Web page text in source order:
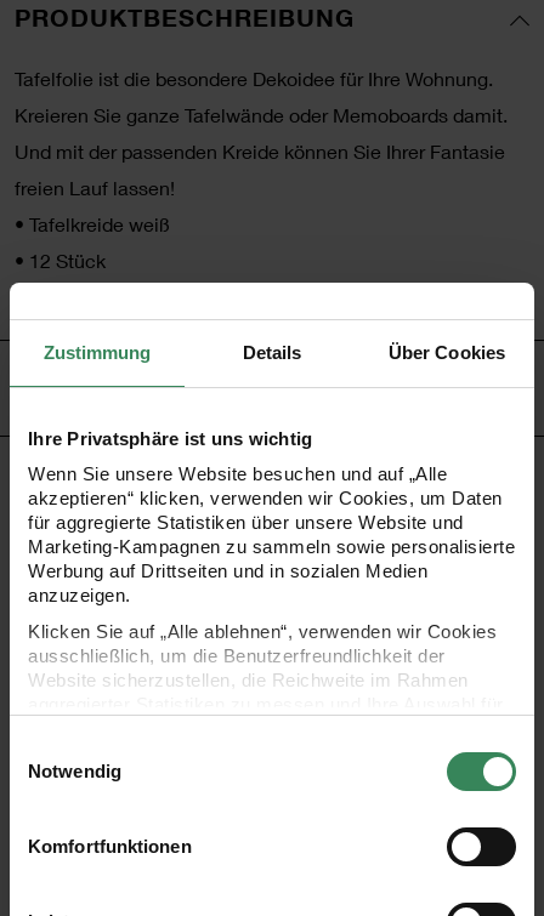
Zustimmung Details Über Cookies
Ihre Privatsphäre ist uns wichtig
Wenn Sie unsere Website besuchen und auf „Alle
akzeptieren“ klicken, verwenden wir Cookies, um Daten
für aggregierte Statistiken über unsere Website und
Marketing-Kampagnen zu sammeln sowie personalisierte
Werbung auf Drittseiten und in sozialen Medien
anzuzeigen.
Klicken Sie auf „Alle ablehnen“, verwenden wir Cookies
ausschließlich, um die Benutzerfreundlichkeit der
Website sicherzustellen, die Reichweite im Rahmen
Ihre Einwilligung ist freiwillig und kann jederzeit über den
Link „Cookie-Einstellungen“ im Fußbereich der Seite
verwendeten Technologien und den Empfängern der
Daten finden Sie in unserer Datenschutzerklärung.
Notwendig
Komfortfunktionen
PRODUKTBESCHREIBUNG
Tafelfolie ist die besondere Dekoidee für Ihre Wohnung.
Kreieren Sie ganze Tafelwände oder Memoboards damit.
Und mit der passenden Kreide können Sie Ihrer Fantasie
freien Lauf lassen!
• Tafelkreide weiß
• 12 Stück
HERSTELLER
KOSTENLOSE ANLEITUNGEN
Anleitung Holz-
Adventskalender in